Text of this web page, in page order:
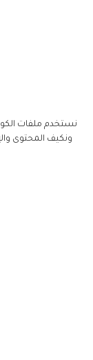
نستخدم ملفات
ونكيف المحتوى